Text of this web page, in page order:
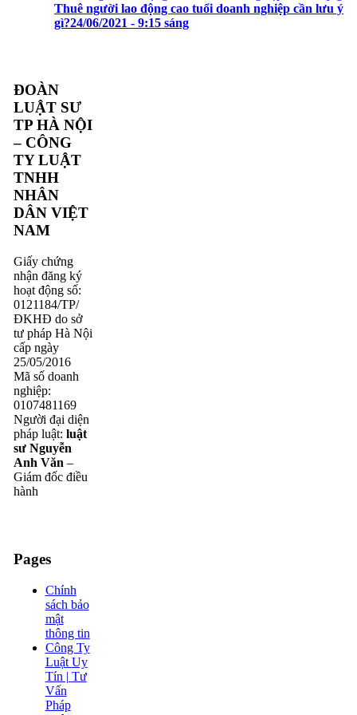
Thuê người lao động cao tuổi doanh nghiệp cần lưu ý
gì?24/06/2021 - 9:15 sáng
ĐOÀN
LUẬT SƯ
TP HÀ NỘI
– CÔNG
TY LUẬT
TNHH
NHÂN
DÂN VIỆT
NAM
Giấy chứng
nhận đăng ký
hoạt động số:
0121184/TP/
ĐKHĐ do sở
tư pháp Hà Nội
cấp ngày
25/05/2016
Mã số doanh
nghiệp:
0107481169
Người đại diện
pháp luật: luật
sư Nguyễn
Anh Văn –
Giám đốc điều
hành
Pages
Chính
sách bảo
mật
thông tin
Công Ty
Luật Uy
Tín | Tư
Vấn
Pháp